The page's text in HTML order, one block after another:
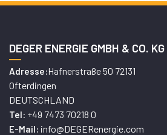
DEGER ENERGIE GMBH & CO. KG
Adresse:Hafnerstraße 50 72131
Ofterdingen
DEUTSCHLAND
Tel: +49 7473 70218 0
E-Mail: info@DEGERenergie.com